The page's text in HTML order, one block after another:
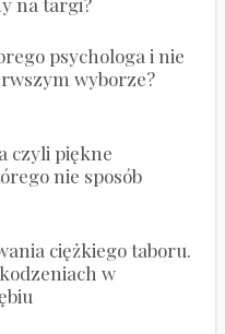
na targi?
psychologa i nie
wyborze?
czyli piękne
nie sposób
ciężkiego taboru.
w